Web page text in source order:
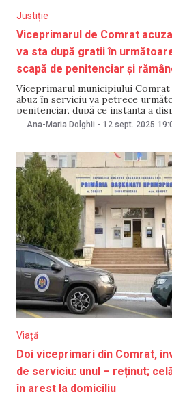
Justiție
Viceprimarul de Comrat
va sta după gratii în
scapă de penitenciar și
Viceprimarul municipiului
abuz în serviciu va petrece
penitenciar, după ce instanța a
preventive. Totodată, cel de-al
care este acuzat de finanțarea
Ana-Maria Dolghii - 12 sept. 2025
Viață
Doi viceprimari din Comrat,
de serviciu: unul – reținut;
în arest la domiciliu